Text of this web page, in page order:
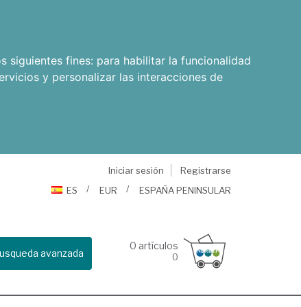
siguientes fines: para habilitar la funcionalidad
y personalizar las interacciones de
Iniciar sesión
Registrarse
ES
EUR ESPAÑA PENINSULAR
avanzada
0 artículos
0